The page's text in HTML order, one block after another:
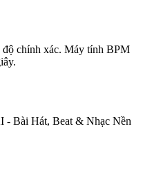
chính xác. Máy tính BPM
- Bài Hát, Beat & Nhạc Nền